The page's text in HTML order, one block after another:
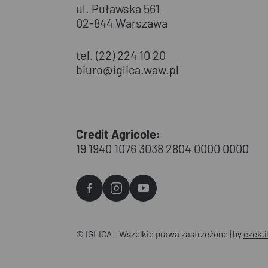
ul. Puławska 561
02-844 Warszawa
tel. (22) 224 10 20
biuro@iglica.waw.pl
Credit Agricole:
19 1940 1076 3038 2804 0000 0000
Agvo
Agvo
Agvo
© IGLICA - Wszelkie prawa zastrzeżone | by